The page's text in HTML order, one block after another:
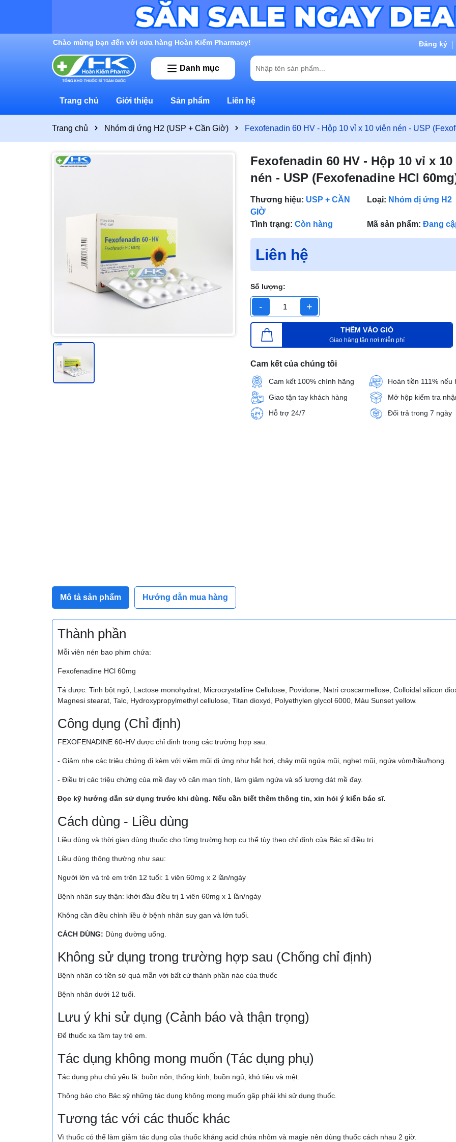
Rất nhiều ưu đãi và chương trình khuyến mãi đang chờ đợi bạn Đăng ký
Danh mục
Trang chủ Giới thiệu Sản phẩm Liên hệ
Trang chủ Nhóm dị ứng H2 (USP + Cần Giờ) Fexofenadin 60 HV - Hộp 10 vỉ x 10 viên nén - USP
Fexofenadin 60 HV - Hộp 10 vỉ x
nén - USP (Fexofenadine HCl
Thương hiệu: USP + CẦN
GIỜ
Loại: Nhóm dị ứng H2
Tình trạng: Còn hàng Mã sản phẩm: Đang
Liên hệ
Số lượng:
- +
THÊM VÀO GIỎ
Giao hàng tận nơi miễn phí
Cam kết của chúng tôi
Cam kết 100% chính hãng
Hoàn tiền 111% nếu
Giao tận tay khách hàng
Mở hộp kiểm tra
Hỗ trợ 24/7
Đổi trả trong 7 ngày
Mô tả sản phẩm Hướng dẫn mua hàng
Thành phần
Mỗi viên nén bao phim chứa:
Fexofenadine HCl 60mg
Tá dược: Tinh bột ngô, Lactose monohydrat, Microcrystalline Cellulose, Povidone, Natri croscarmellose, Colloidal silicon
Magnesi stearat, Talc, Hydroxypropylmethyl cellulose, Titan dioxyd, Polyethylen glycol 6000, Màu Sunset yellow.
Công dụng (Chỉ định)
FEXOFENADINE 60-HV được chỉ định trong các trường hợp sau:
- Giảm nhẹ các triệu chứng đi kèm với viêm mũi dị ứng như hắt hơi, chảy mũi ngứa mũi, nghẹt mũi, ngứa vòm/hầu/họng.
- Điều trị các triệu chứng của mề đay vô căn mạn tính, làm giảm ngứa và số lượng dát mề đay.
Đọc kỹ hướng dẫn sử dụng trước khi dùng. Nếu cần biết thêm thông tin, xin hỏi ý kiến bác sĩ.
Cách dùng - Liều dùng
Liều dùng và thời gian dùng thuốc cho từng trường hợp cụ thể tùy theo chỉ định của Bác sĩ điều trị.
Liều dùng thông thường như sau:
Người lớn và trẻ em trên 12 tuổi: 1 viên 60mg x 2 lần/ngày
Bệnh nhân suy thận: khởi đầu điều trị 1 viên 60mg x 1 lần/ngày
Không cần điều chỉnh liều ở bệnh nhân suy gan và lớn tuổi.
CÁCH DÙNG: Dùng đường uống.
Không sử dụng trong trường hợp sau (Chống chỉ định)
Bệnh nhân có tiền sử quá mẫn với bất cứ thành phần nào của thuốc
Bệnh nhân dưới 12 tuổi.
Lưu ý khi sử dụng (Cảnh báo và thận trọng)
Để thuốc xa tầm tay trẻ em.
Tác dụng không mong muốn (Tác dụng phụ)
Tác dụng phụ chủ yếu là: buồn nôn, thống kinh, buồn ngủ, khó tiêu và mệt.
Thông báo cho Bác sỹ những tác dụng không mong muốn gặp phải khi sử dụng thuốc.
Tương tác với các thuốc khác
Vì thuốc có thể làm giảm tác dụng của thuốc kháng acid chứa nhôm và magie nên dùng thuốc cách nhau 2 giờ.